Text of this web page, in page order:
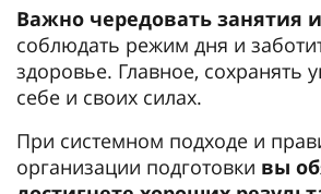
Важно чередовать занятия
соблюдать режим дня и
здоровье. Главное, сохранять
себе и своих силах.
При системном подходе и
организации подготовки вы